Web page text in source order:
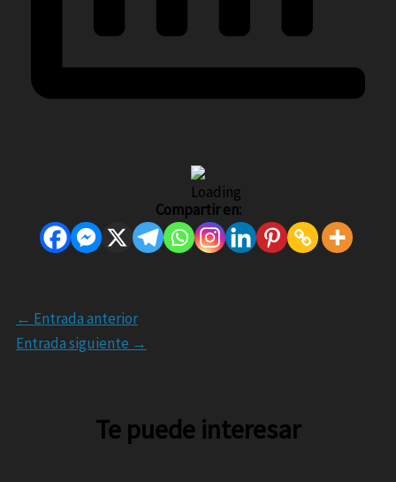
Compartir en:
← Entrada anterior
Entrada siguiente →
Te puede interesar